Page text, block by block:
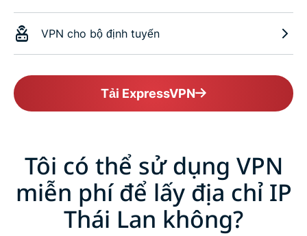
VPN cho bộ định tuyến
Tải ExpressVPN
Tôi có thể sử dụng VPN
miễn phí để lấy địa chỉ IP
Thái Lan không?